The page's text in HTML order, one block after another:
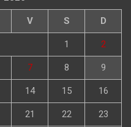
V S D
1 2
7 8 9
14 15 16
21 22 23